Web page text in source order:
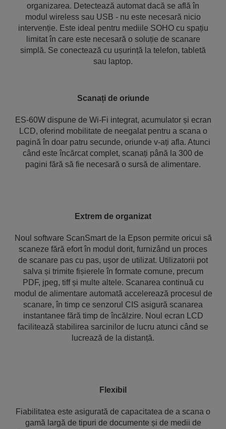
organizarea. Detectează automat dacă se află în
modul wireless sau USB - nu este necesară nicio
intervenție. Este ideal pentru mediile SOHO cu spațiu
limitat în care este necesară o soluție de scanare
simplă. Se conectează cu ușurință la telefon, tabletă
sau laptop.
Scanați de oriunde
ES-60W dispune de Wi-Fi integrat, acumulator și ecran
LCD, oferind mobilitate de neegalat pentru a scana o
pagină în doar patru secunde, oriunde v-ați afla. Atunci
când este încărcat complet, scanați până la 300 de
pagini fără să fie necesară o sursă de alimentare.
Extrem de organizat
Noul software ScanSmart de la Epson permite oricui să
scaneze fără efort în modul dorit, furnizând un proces
de scanare pas cu pas, ușor de utilizat. Utilizatorii pot
salva și trimite fișierele în formate comune, precum
PDF, jpeg, tiff și multe altele. Scanarea continuă cu
modul de alimentare automată accelerează procesul de
scanare, în timp ce senzorul CIS asigură scanarea
instantanee fără timp de încălzire. Noul ecran LCD
facilitează stabilirea sarcinilor de lucru atunci când se
lucrează de la distanță.
Flexibil
Fiabilitatea este asigurată de capacitatea de a scana o
gamă largă de tipuri de documente și de medii de